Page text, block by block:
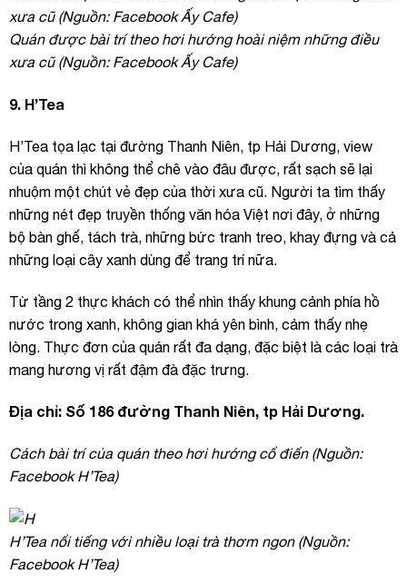
Quán được bài trí theo hơi hướng hoài niệm những điều
xưa cũ (Nguồn: Facebook Ấy Cafe)
9. H’Tea
H’Tea tọa lạc tại đường Thanh Niên, tp Hải Dương, view
của quán thì không thể chê vào đâu được, rất sạch sẽ lại
nhuộm một chút vẻ đẹp của thời xưa cũ. Người ta tìm thấy
những nét đẹp truyền thống văn hóa Việt nơi đây, ở những
bộ bàn ghế, tách trà, những bức tranh treo, khay đựng và cả
những loại cây xanh dùng để trang trí nữa.
Từ tầng 2 thực khách có thể nhìn thấy khung cảnh phía hồ
nước trong xanh, không gian khá yên bình, cảm thấy nhẹ
lòng. Thực đơn của quán rất đa dạng, đặc biệt là các loại trà
mang hương vị rất đậm đà đặc trưng.
Địa chỉ: Số 186 đường Thanh Niên, tp Hải Dương.
Cách bài trí của quán theo hơi hướng cổ điển (Nguồn:
Facebook H’Tea)
H’Tea nổi tiếng với nhiều loại trà thơm ngon (Nguồn:
Facebook H’Tea)